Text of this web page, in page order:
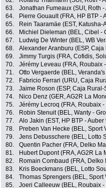
63.
Jonathan Fumeaux (SUI, Roth -
64.
Pierre Gouault (FRA, HP BTP -
65.
Rein Taaramäe (EST, Katusha-
66.
Michiel Dieleman (BEL, Cibel -
67.
Ludwig De Winter (BEL, WB
68.
Alexander Aranburu (ESP,
69.
Jimmy Turgis (FRA, Cofidis,
70.
Jérémy Leveau (FRA, Roubaix
71.
Otto Vergaerde (BEL,
72.
Fabricio Ferrari (URU, Caja
73.
Jaime Roson (ESP, Caja
74.
Nico Denz (GER, AG2R La
75.
Jérémy Lecroq (FRA, Roubaix
76.
Robin Stenuit (BEL, Wanty -
77.
Alo Jakin (EST, HP BTP - Auber
78.
Preben Van Hecke (BEL,
79.
Jens Debusschere (BEL, Lotto
80.
Quentin Pacher (FRA, Delko
81.
Hubert Dupont (FRA, AG2R La
82.
Romain Combaud (FRA,
83.
Kris Boeckmans (BEL, Lotto
84.
Thomas Sprengers (BEL,
85.
Joeri Calleeuw (BEL, Roubaix